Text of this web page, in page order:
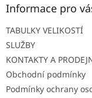
Informace pro
TABULKY VELIKOSTÍ
SLUŽBY
KONTAKTY A
Obchodní podmínky
Podmínky ochrany